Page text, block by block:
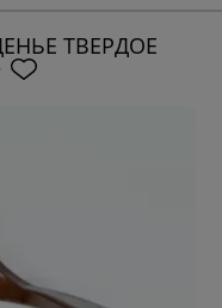
ТВЕРДОЕ